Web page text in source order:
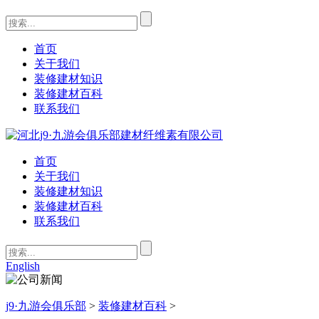
首页
关于我们
装修建材知识
装修建材百科
联系我们
首页
关于我们
装修建材知识
装修建材百科
联系我们
English
j9·九游会俱乐部 > 装修建材百科 >